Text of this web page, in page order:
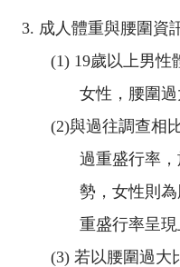
3. 成人體重與腰圍資
(1) 19歲以上男性
女性，腰圍
(2)與過往調查相
過重盛行率
勢，女性則
重盛行率呈
(3) 若以腰圍過大